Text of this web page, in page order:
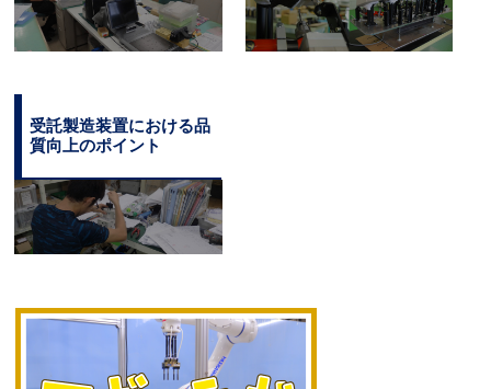
受託製造装置における品
質向上のポイント